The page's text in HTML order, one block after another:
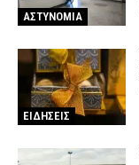
ΑΣΤΥΝΟΜΙΑ
ΕΙΔΗΣΕΙΣ